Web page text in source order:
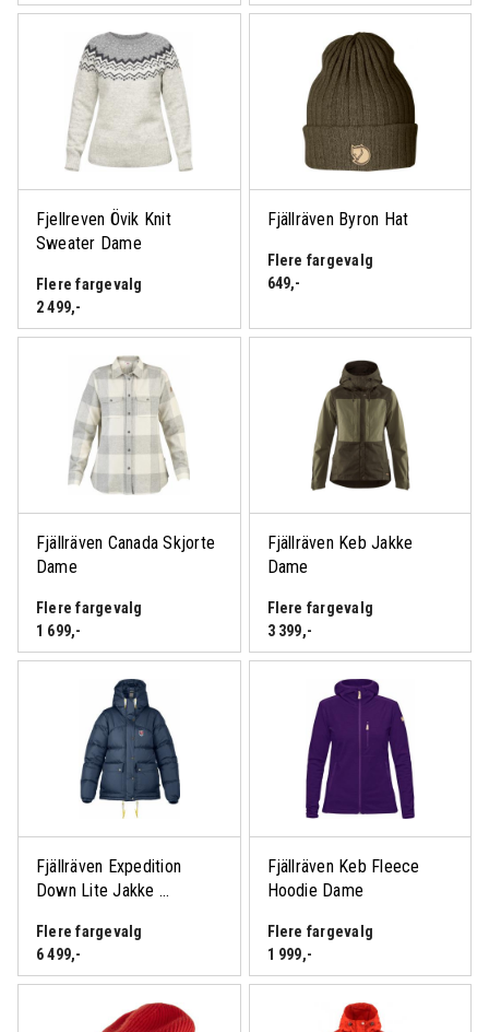
Logg inn eller bli medlem
for å se medlemspris
Fjellreven Övik Knit
Sweater Dame
Flere fargevalg
2 499,-
Fjällräven Byron Hat
Flere fargevalg
649,-
Fjällräven Canada Skjorte
Dame
Flere fargevalg
1 699,-
Logg inn eller bli medlem
for å se medlemspris
Fjällräven Keb Jakke
Dame
Flere fargevalg
3 399,-
Fjällräven Expedition
Down Lite Jakke ...
Flere fargevalg
6 499,-
Fjällräven Keb Fleece
Hoodie Dame
Flere fargevalg
1 999,-